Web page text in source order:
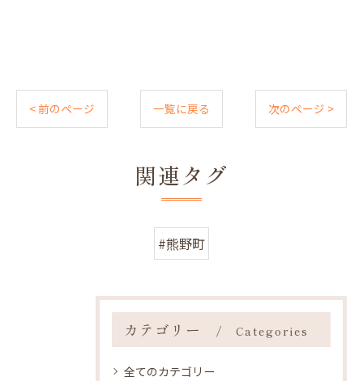
< 前のページ 一覧に戻る 次のページ >
関連タグ
#熊野町
カテゴリー Categories
全てのカテゴリー